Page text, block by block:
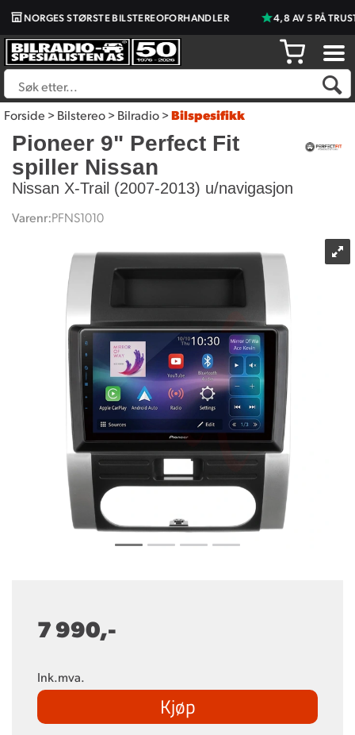
NORGES STØRSTE BILSTEREOFORHANDLER 4,8 AV 5 PÅ
Forside>Bilstereo>Bilradio>Bilspesifikk
Pioneer 9" Perfect Fit
spiller Nissan
Nissan X-Trail (2007-2013) u/navigasjon
Varenr:PFNS1010
7 990,-
Ink.mva.
Kjøp